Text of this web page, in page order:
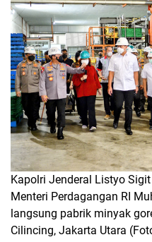
Kapolri Jenderal Listyo
Menteri Perdagangan RI
langsung pabrik minyak
Cilincing, Jakarta Utara